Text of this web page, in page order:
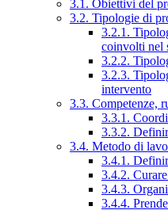
3.1. Obiettivi del
3.2. Tipologie di
3.2.1.
coinvolti nel
3.2.2.
3.2.3.
intervento
3.3. Competenze,
3.3.1.
3.3.2.
3.4. Metodo di
3.4.1.
3.4.2.
3.4.3.
3.4.4.